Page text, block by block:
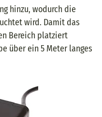
hinzu, wodurch die
wird. Damit das
Bereich platziert
über ein 5 Meter langes